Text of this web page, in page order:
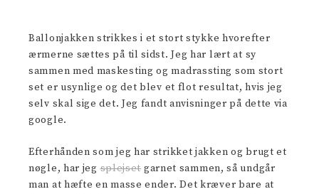
Ballonjakken strikkes i et stort stykke hvorefter
ærmerne sættes på til sidst. Jeg har lært at sy
sammen med maskesting og madrassting som stort
set er usynlige og det blev et flot resultat, hvis jeg
selv skal sige det. Jeg fandt anvisninger på dette via
google.
Efterhånden som jeg har strikket jakken og brugt et
nøgle, har jegsplejset garnet sammen, så undgår
man at hæfte en masse ender. Det kræver bare at